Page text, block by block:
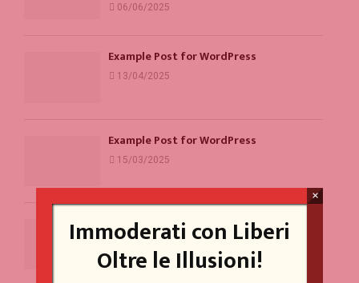
06/06/2025
Example Post for WordPress
13/04/2025
Example Post for WordPress
15/03/2025
Un problema per la parità di genere
(forse)
20/10/2023
Immoderati con Liberi
Oltre le Illusioni!
×